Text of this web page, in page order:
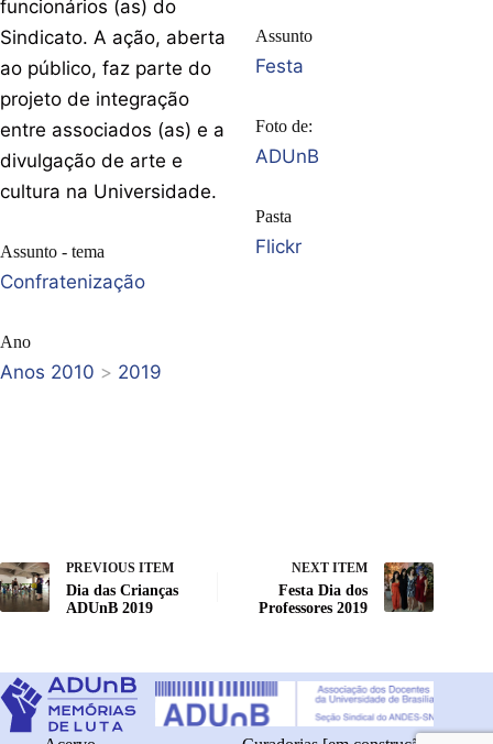
funcionários (as) do
Sindicato. A ação, aberta
ao público, faz parte do
projeto de integração
entre associados (as) e a
divulgação de arte e
cultura na Universidade.
Assunto - tema
Confratenização
Ano
Anos 2010 > 2019
Assunto
Festa
Foto de:
ADUnB
Pasta
Flickr
PREVIOUS ITEM
Dia das Crianças
ADUnB 2019
NEXT ITEM
Festa Dia dos
Professores 2019